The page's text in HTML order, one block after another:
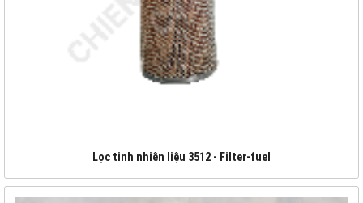
Lọc tinh nhiên liệu 3512 - Filter-fuel